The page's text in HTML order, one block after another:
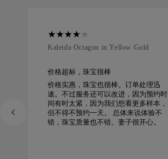
Kaleida Octagon in Yellow Gold
价格超标，珠宝很棒
价格实惠，珠宝也很棒。订单处理迅
速。不过服务还可以改进，因为预约时
间有时太紧，因为我们想看更多样本，
但不得不预约一天。 总体来说体验不
错，珠宝质量也不错。妻子很开心。